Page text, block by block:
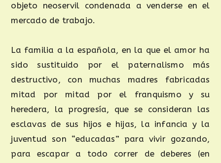
objeto neoservil condenada a venderse en el
mercado de trabajo.
La familia a la española, en la que el amor ha
sido sustituido por el paternalismo más
destructivo, con muchas madres fabricadas
mitad por mitad por el franquismo y su
heredera, la progresía, que se consideran las
esclavas de sus hijos e hijas, la infancia y la
juventud son “educadas” para vivir gozando,
para escapar a todo correr de deberes (en